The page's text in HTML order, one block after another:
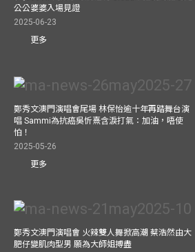
公公婆婆入場見證
2025-06-23
更多
鄭秀文澳門演唱會尾場 林保怡逾十年再踏舞台演
唱 Sammi為抗癌吳忻熹含淚打氣：加油，唔使
怕！
2025-05-26
更多
鄭秀文澳門演唱會 火辣雙人舞掀高潮 蔡浩然由大
肥仔變肌肉型男 願為大師姐搏盡